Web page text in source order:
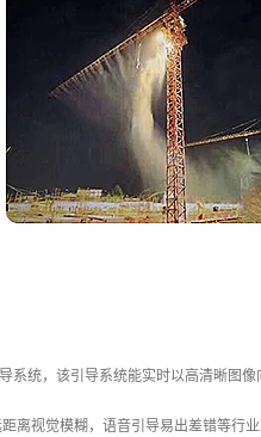
系统，该引导系统能实时以高清晰图
离视觉模糊，语音引导易出差错等行